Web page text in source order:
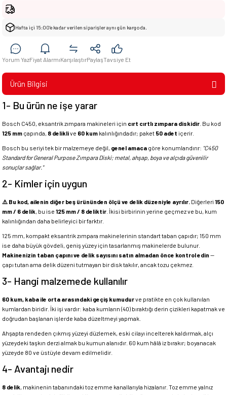
Hafta içi 15:00’e kadar verilen siparişler aynı gün kargoda.
Yorum YazFiyat AlarmıKarşılaştırPaylaşTavsiye Et
Ürün Bilgisi
1- Bu ürün ne işe yarar
Bosch C450, eksantrik zımpara makineleri için cırt cırtlı zımpara diskidir . Bu kod
125 mm çapında, 8 deliklive 60 kum kalınlığındadır; paket 50 adet içerir.
Bosch bu seriyi tek bir malzemeye değil, genel amaca göre konumlandırır: "C450
Standard for General Purpose Zımpara Diski; metal, ahşap, boya ve alçıda güvenilir
sonuçlar sağlar."
2- Kimler için uygun
⚠️ Bu kod, ailenin diğer beş ürününden ölçü ve delik düzeniyle ayrılır. Diğerleri 150
mm / 6 delik, bu ise 125 mm / 8 deliktir . İkisi birbirinin yerine geçmez ve bu, kum
kalınlığından daha belirleyici bir farktır.
125 mm, kompakt eksantrik zımpara makinelerinin standart taban çapıdır; 150 mm
ise daha büyük gövdeli, geniş yüzey için tasarlanmış makinelerde bulunur.
Makinenizin taban çapını ve delik sayısını satın almadan önce kontrol edin —
çapı tutan ama delik düzeni tutmayan bir disk takılır, ancak tozu çekmez.
3- Hangi malzemede kullanılır
60 kum, kaba ile orta arasındaki geçiş kumudurve pratikte en çok kullanılan
kumlardan biridir. İki işi vardır: kaba kumların (40) bıraktığı derin çizikleri kapatmak ve
doğrudan başlanan işlerde kaba düzeltmeyi yapmak.
Ahşapta rendeden çıkmış yüzeyi düzlemek, eski cilayı incelterek kaldırmak, alçı
yüzeydeki taşkın derzi almak bu kumun alanıdır. 60 kum hâlâ iz bırakır; boyanacak
yüzeyde 80 ve üstüyle devam edilmelidir.
4- Avantajı nedir
8 delik, makinenin tabanındaki toz emme kanallarıyla hizalanır. Toz emme yalnız